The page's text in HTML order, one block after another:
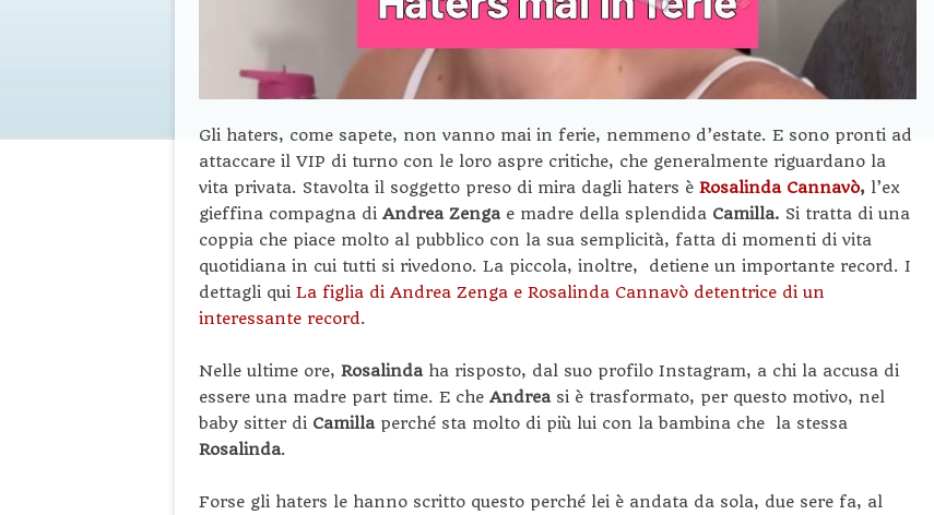
Gli haters, come sapete, non vanno mai in ferie, nemmeno d’estate. E sono pronti ad
attaccare il VIP di turno con le loro aspre critiche, che generalmente riguardano la
vita privata. Stavolta il soggetto preso di mira dagli haters è Rosalinda Cannavò, l’ex
gieffina compagna di Andrea Zenga e madre della splendida Camilla. Si tratta di una
coppia che piace molto al pubblico con la sua semplicità, fatta di momenti di vita
quotidiana in cui tutti si rivedono. La piccola, inoltre, detiene un importante record. I
dettagli qui La figlia di Andrea Zenga e Rosalinda Cannavò detentrice di un
interessante record.
Nelle ultime ore, Rosalinda ha risposto, dal suo profilo Instagram, a chi la accusa di
essere una madre part time. E che Andrea si è trasformato, per questo motivo, nel
baby sitter di Camilla perché sta molto di più lui con la bambina che la stessa
Rosalinda.
Forse gli haters le hanno scritto questo perché lei è andata da sola, due sere fa, al